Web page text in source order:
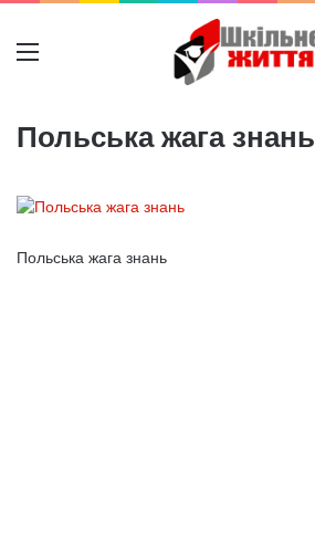
Меню
Польська жага знань
Польська жага знань